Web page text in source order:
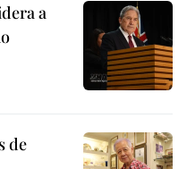
a
de